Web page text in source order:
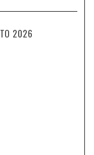
2026